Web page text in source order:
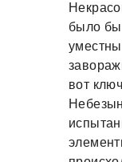
было бы
вот